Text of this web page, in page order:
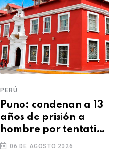
PERÚ
Puno: condenan a 13
años de prisión a
hombre por tentativa
de feminicidio
06 DE AGOSTO 2026